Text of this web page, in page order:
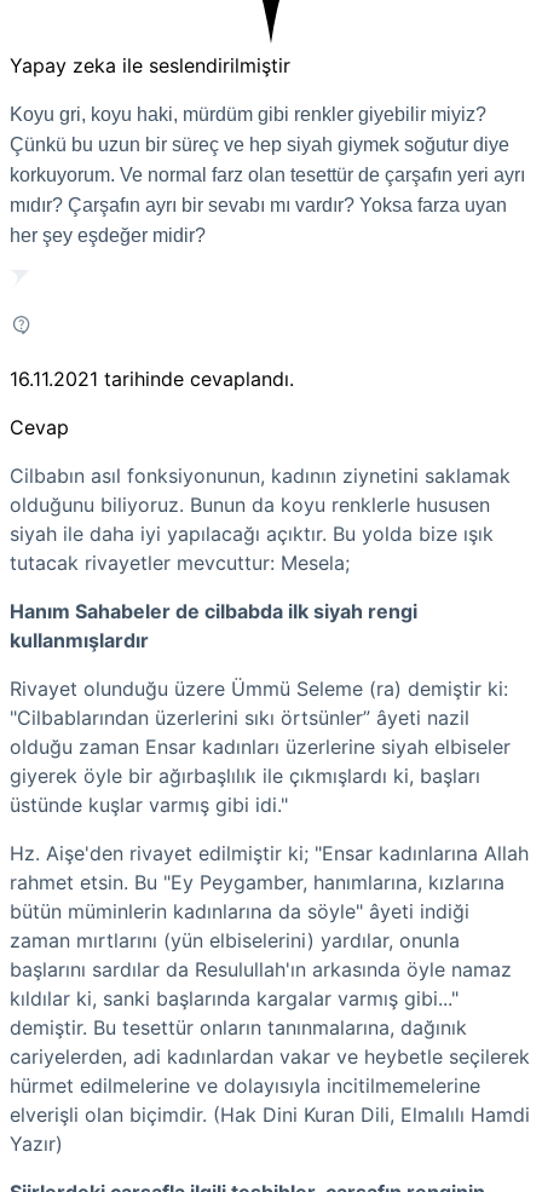
Yapay zeka ile seslendirilmiştir
Koyu gri, koyu haki, mürdüm gibi renkler giyebilir miyiz?
Çünkü bu uzun bir süreç ve hep siyah giymek soğutur diye
korkuyorum. Ve normal farz olan tesettür de çarşafın yeri ayrı
mıdır? Çarşafın ayrı bir sevabı mı vardır? Yoksa farza uyan
her şey eşdeğer midir?
16.11.2021 tarihinde cevaplandı.
Cevap
Cilbabın asıl fonksiyonunun, kadının ziynetini saklamak
olduğunu biliyoruz. Bunun da koyu renklerle hususen
siyah ile daha iyi yapılacağı açıktır. Bu yolda bize ışık
tutacak rivayetler mevcuttur: Mesela;
Hanım Sahabeler de cilbabda ilk siyah rengi
kullanmışlardır
Rivayet olunduğu üzere Ümmü Seleme (ra) demiştir ki:
"Cilbablarından üzerlerini sıkı örtsünler” âyeti nazil
olduğu zaman Ensar kadınları üzerlerine siyah elbiseler
giyerek öyle bir ağırbaşlılık ile çıkmışlardı ki, başları
üstünde kuşlar varmış gibi idi."
Hz. Aişe'den rivayet edilmiştir ki; "Ensar kadınlarına Allah
rahmet etsin. Bu "Ey Peygamber, hanımlarına, kızlarına
bütün müminlerin kadınlarına da söyle" âyeti indiği
zaman mırtlarını (yün elbiselerini) yardılar, onunla
başlarını sardılar da Resulullah'ın arkasında öyle namaz
kıldılar ki, sanki başlarında kargalar varmış gibi..."
demiştir. Bu tesettür onların tanınmalarına, dağınık
cariyelerden, adi kadınlardan vakar ve heybetle seçilerek
hürmet edilmelerine ve dolayısıyla incitilmemelerine
elverişli olan biçimdir. (Hak Dini Kuran Dili, Elmalılı Hamdi
Yazır)